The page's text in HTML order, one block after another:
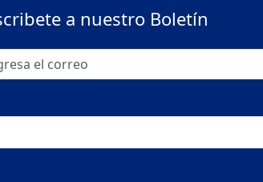
a nuestro Boletín